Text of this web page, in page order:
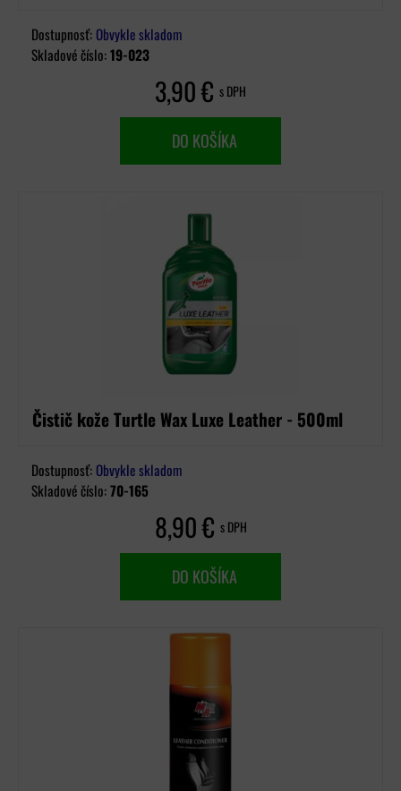
Dostupnosť: Obvykle skladom
Skladové číslo:19-023
3,90 € s DPH
DO KOŠÍKA
Čistič kože Turtle Wax Luxe Leather - 500ml
Dostupnosť: Obvykle skladom
Skladové číslo:70-165
8,90 € s DPH
DO KOŠÍKA